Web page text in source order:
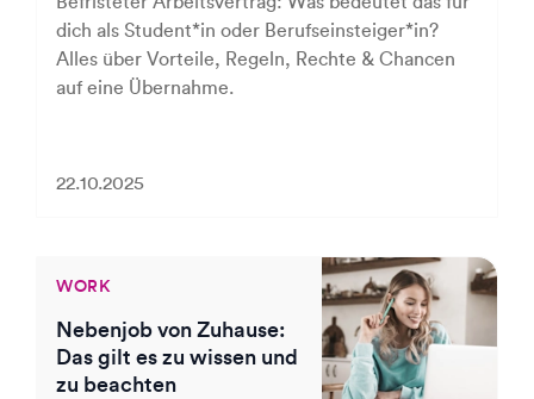
dich als Student*in oder Berufseinsteiger*in?
Alles über Vorteile, Regeln, Rechte & Chancen
auf eine Übernahme.
22.10.2025
WORK
Nebenjob von Zuhause:
Das gilt es zu wissen und
zu beachten